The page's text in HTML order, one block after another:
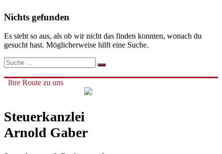
Nichts gefunden
Es sieht so aus, als ob wir nicht das finden konnten, wonach du
gesucht hast. Möglicherweise hilft eine Suche.
Ihre Route zu uns
Steuerkanzlei
Arnold Gaber